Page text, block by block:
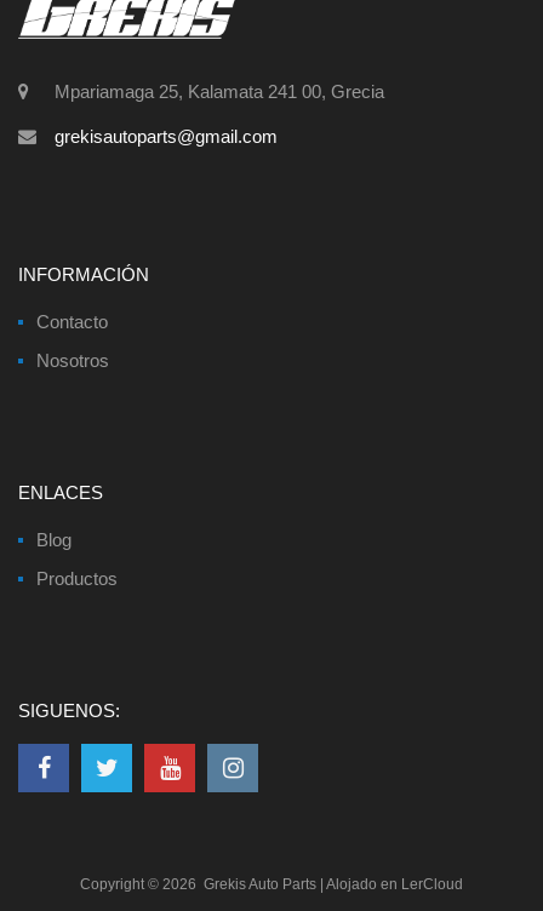
Mpariamaga 25, Kalamata 241 00, Grecia
grekisautoparts@gmail.com
INFORMACIÓN
Contacto
Nosotros
ENLACES
Blog
Productos
SIGUENOS:
Copyright © 2026 Grekis Auto Parts | Alojado en LerCloud